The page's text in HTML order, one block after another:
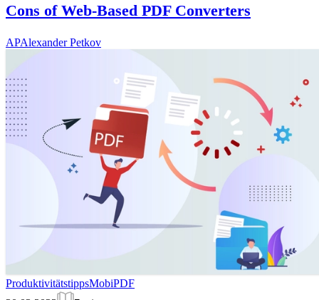
Cons of Web-Based PDF Converters
APAlexander Petkov
ProduktivitätstippsMobiPDF